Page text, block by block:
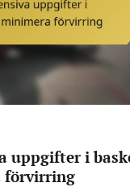
uppgifter i
förvirring